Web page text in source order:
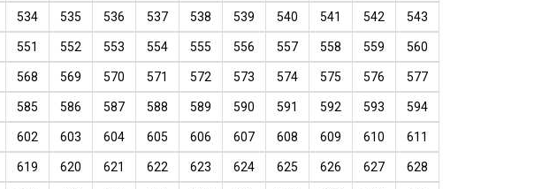
534 535 536 537 538 539 540 541 542 543
551 552 553 554 555 556 557 558 559 560
568 569 570 571 572 573 574 575 576 577
585 586 587 588 589 590 591 592 593 594
602 603 604 605 606 607 608 609 610 611
619 620 621 622 623 624 625 626 627 628